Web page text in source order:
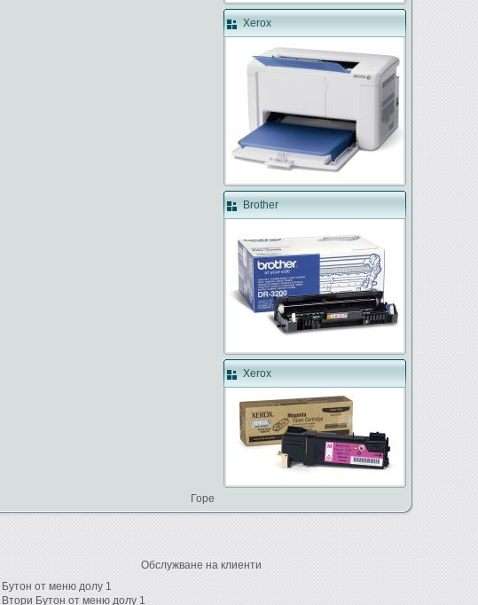
Xerox
Brother
Xerox
Горе
Обслужване на клиенти
Бутон от меню долу 1
Втори Бутон от меню долу 1